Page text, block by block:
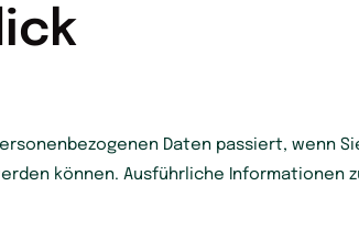
Daten passiert, wenn
können. Ausführliche Informationen